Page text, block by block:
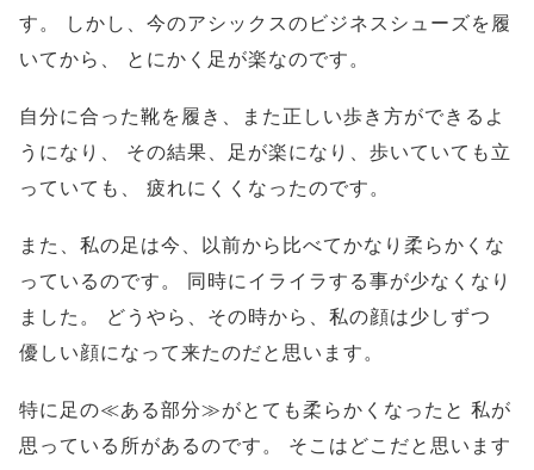
す。
しかし、今のアシックスのビジネスシューズを履
いてから、
とにかく足が楽なのです。
自分に合った靴を履き、また正しい歩き方ができるよ
うになり、
その結果、足が楽になり、歩いていても立
っていても、
疲れにくくなったのです。
また、私の足は今、以前から比べてかなり柔らかくな
っているのです。
同時にイライラする事が少なくなり
ました。
どうやら、その時から、私の顔は少しずつ
優しい顔になって来たのだと思います。
特に足の≪ある部分≫がとても柔らかくなったと 私が
思っている所があるのです。
そこはどこだと思います